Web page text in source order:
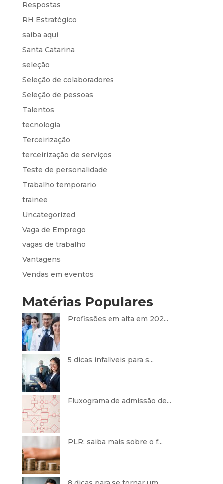
Respostas
RH Estratégico
saiba aqui
Santa Catarina
seleção
Seleção de colaboradores
Seleção de pessoas
Talentos
tecnologia
Terceirização
terceirização de serviços
Teste de personalidade
Trabalho temporario
trainee
Uncategorized
Vaga de Emprego
vagas de trabalho
Vantagens
Vendas em eventos
Matérias Populares
Profissões em alta em 202...
5 dicas infalíveis para s...
Fluxograma de admissão de...
PLR: saiba mais sobre o f...